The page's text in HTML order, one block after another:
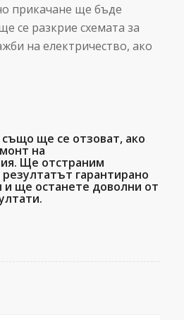
прикачане ще бъде
се разкрие схемата за
на електричество, ако
ще се отзоват, ако
на
Ще отстраним
гарантирано
ще останете доволни от